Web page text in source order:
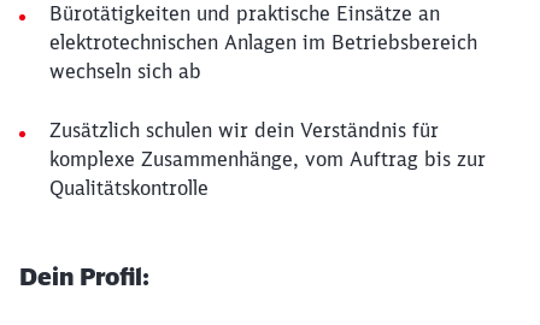
Bürotätigkeiten und praktische Einsätze an
elektrotechnischen Anlagen im Betriebsbereich
wechseln sich ab
Zusätzlich schulen wir dein Verständnis für
komplexe Zusammenhänge, vom Auftrag bis zur
Qualitätskontrolle
Dein Profil: